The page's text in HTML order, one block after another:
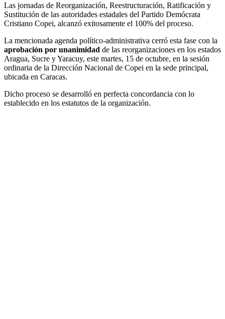
Las jornadas de Reorganización, Reestructuración, Ratificación y
Sustitución de las autoridades estadales del Partido Demócrata
Cristiano Copei, alcanzó exitosamente el 100% del proceso.
La mencionada agenda político-administrativa cerró esta fase con la
aprobación por unanimidad de las reorganizaciones en los estados
Aragua, Sucre y Yaracuy, este martes, 15 de octubre, en la sesión
ordinaria de la Dirección Nacional de Copei en la sede principal,
ubicada en Caracas.
Dicho proceso se desarrolló en perfecta concordancia con lo
establecido en los estatutos de la organización.